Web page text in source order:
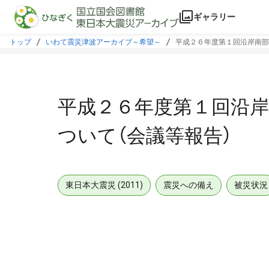
本文に飛ぶ
ギャラリー
トップ いわて震災津波アーカイブ～希望～ 平成２６年度第１回沿岸南
平成２６年度第１回沿
ついて（会議等報告）
東日本大震災 (2011) 震災への備え 被災状況